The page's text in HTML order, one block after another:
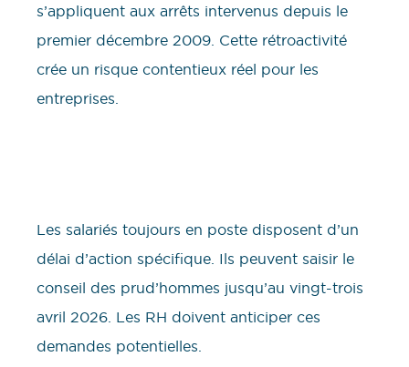
s’appliquent aux arrêts intervenus depuis le
premier décembre 2009. Cette rétroactivité
crée un risque contentieux réel pour les
entreprises.
Les salariés toujours en poste disposent d’un
délai d’action spécifique. Ils peuvent saisir le
conseil des prud’hommes jusqu’au vingt-trois
avril 2026. Les RH doivent anticiper ces
demandes potentielles.